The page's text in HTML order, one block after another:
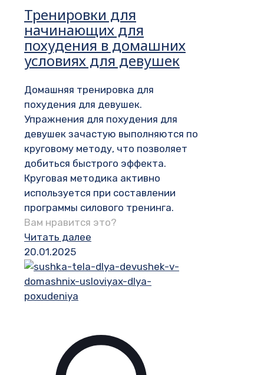
Тренировки для
начинающих для
похудения в домашних
условиях для девушек
Домашняя тренировка для
похудения для девушек.
Упражнения для похудения для
девушек зачастую выполняются по
круговому методу, что позволяет
добиться быстрого эффекта.
Круговая методика активно
используется при составлении
программы силового тренинга.
Вам нравится это?
Читать далее
20.01.2025